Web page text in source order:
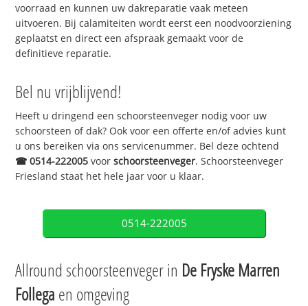
voorraad en kunnen uw dakreparatie vaak meteen
uitvoeren. Bij calamiteiten wordt eerst een noodvoorziening
geplaatst en direct een afspraak gemaakt voor de
definitieve reparatie.
Bel nu vrijblijvend!
Heeft u dringend een schoorsteenveger nodig voor uw
schoorsteen of dak? Ook voor een offerte en/of advies kunt
u ons bereiken via ons servicenummer. Bel deze ochtend
☎0514-222005 voorschoorsteenveger. Schoorsteenveger
Friesland staat het hele jaar voor u klaar.
0514-222005
Allround schoorsteenveger in De Fryske Marren
Follega en omgeving